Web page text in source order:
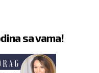
sa vama!